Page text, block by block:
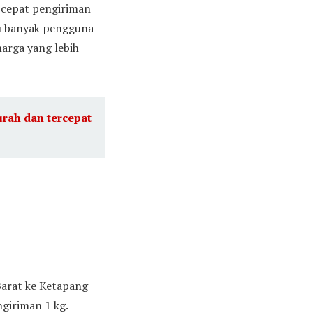
pengiriman
pengguna
yang lebih
dan tercepat
ke Ketapang
1 kg.